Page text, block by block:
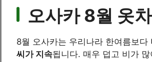
오사카 8월 옷
8월 오사카는 우리나라 한여름보다
씨가 지속됩니다. 매우 덥고 비가